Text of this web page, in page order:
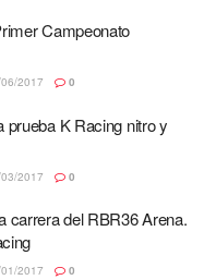
Campeonato
2017 0
prueba K Racing nitro y
2017 0
carrera del RBR36 Arena.
2017 0